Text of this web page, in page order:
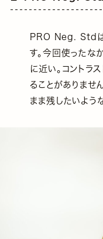
PRO Neg. Stdは
す。今回使ったな
に近い。コントラ
ることがありませ
まま残したいよう